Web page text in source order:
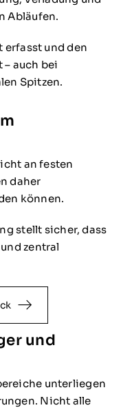
Abläufen.
und den
auch bei
Spitzen.
an festen
daher
können.
stellt sicher, dass
zentral
und
unterliegen
Nicht alle